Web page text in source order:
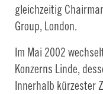
gleichzeitig
Group, London.
Im Mai 2002
Konzerns Linde,
Innerhalb kürzester